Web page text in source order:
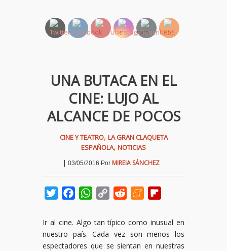
UNA BUTACA EN EL
CINE: LUJO AL
ALCANCE DE POCOS
CINE Y TEATRO, LA GRAN CLAQUETA
ESPAÑOLA, NOTICIAS
| 03/05/2016 Por MIREIA SÁNCHEZ
TwitterFacebookWhatsApp
Copy
Reddit Meneame
Ir al cine. Algo tan típico como inusual en
nuestro país. Cada vez son menos los
espectadores que se sientan en nuestras